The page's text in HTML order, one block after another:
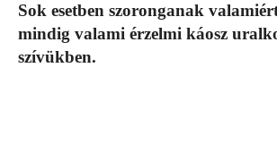
Sok esetben szoronganak
mindig valami érzelmi káosz
szívükben.